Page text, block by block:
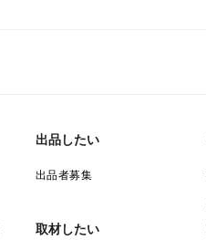
出品したい
出品者募集
取材したい